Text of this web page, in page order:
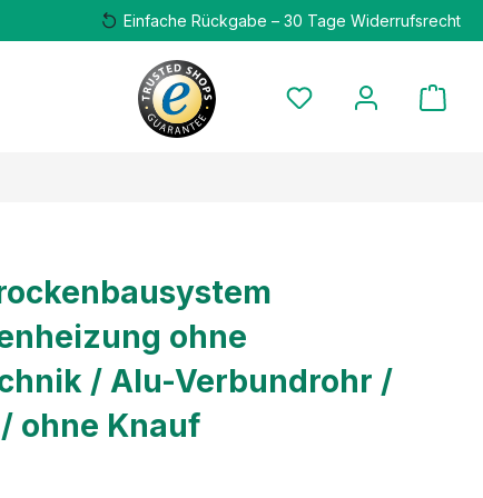
Einfache Rückgabe – 30 Tage Widerrufsrecht
ohne
/ Alu-Verbundrohr /
ohne Knauf